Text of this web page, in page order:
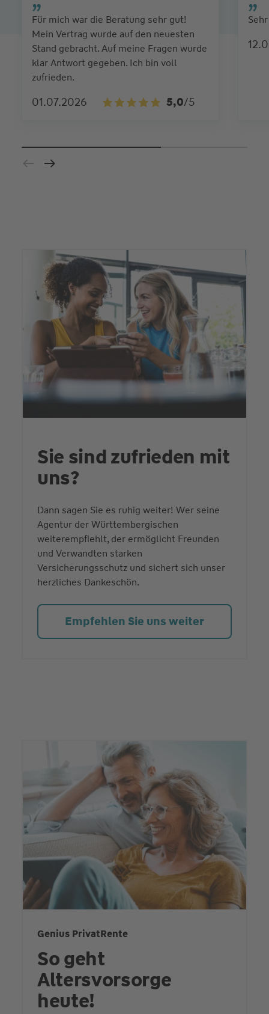
Für mich war die Beratung sehr gut!
Mein Vertrag wurde auf den neuesten
Stand gebracht. Auf meine Fragen wurde
klar Antwort gegeben. Ich bin voll
zufrieden.
01.07.2026 5,0/5
Sie sind zufrieden mit
uns?
Dann sagen Sie es ruhig weiter! Wer seine
Agentur der Württembergischen
weiterempfiehlt, der ermöglicht Freunden
und Verwandten starken
Versicherungsschutz und sichert sich unser
herzliches Dankeschön.
Empfehlen Sie uns weiter
Genius PrivatRente
So geht
Altersvorsorge
heute!